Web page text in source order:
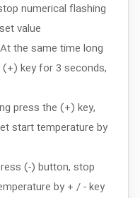
numerical flashing
value
the same time long
key for 3 seconds,
press the (+) key,
start temperature by
(-) button, stop
by + / - key